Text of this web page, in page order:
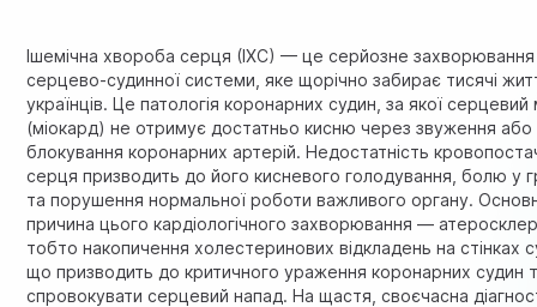
Ішемічна хвороба серця (ІХС) — це серйозне захворювання
серцево-судинної системи, яке щорічно забирає тисячі
українців. Це патологія коронарних судин, за якої серцевий
(міокард) не отримує достатньо кисню через звуження або
блокування коронарних артерій. Недостатність
серця призводить до його кисневого голодування, болю у
та порушення нормальної роботи важливого органу.
причина цього кардіологічного захворювання —
тобто накопичення холестеринових відкладень на стінках
що призводить до критичного ураження коронарних судин
спровокувати серцевий напад. На щастя, своєчасна